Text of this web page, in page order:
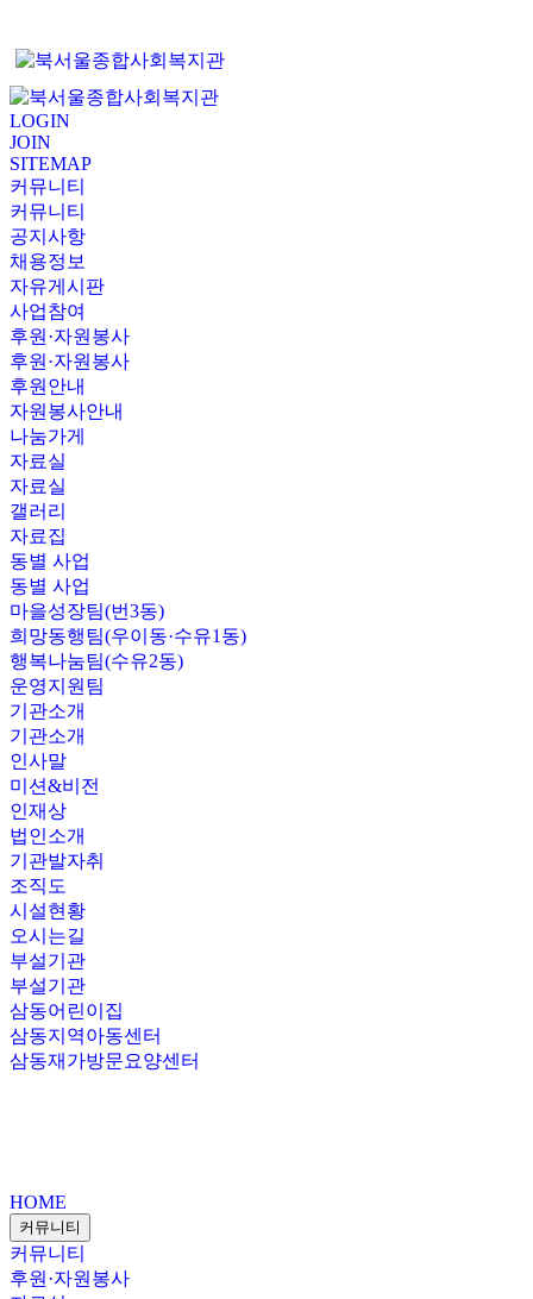
LOGIN
JOIN
SITEMAP
커뮤니티
커뮤니티
공지사항
채용정보
자유게시판
사업참여
후원·자원봉사
후원·자원봉사
후원안내
자원봉사안내
나눔가게
자료실
자료실
갤러리
자료집
동별 사업
동별 사업
마을성장팀(번3동)
희망동행팀(우이동·수유1동)
행복나눔팀(수유2동)
운영지원팀
기관소개
기관소개
인사말
미션&비전
인재상
법인소개
기관발자취
조직도
시설현황
오시는길
부설기관
부설기관
삼동어린이집
삼동지역아동센터
삼동재가방문요양센터
HOME
커뮤니티
커뮤니티
후원·자원봉사